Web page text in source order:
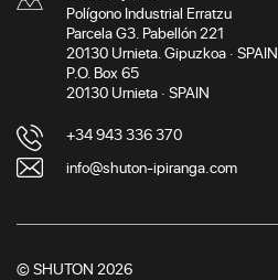
Polígono Industrial Erratzu
Parcela G3. Pabellón 221
20130 Urnieta. Gipuzkoa · SPAIN
P.O. Box 65
20130 Urnieta · SPAIN
+34 943 336 370
info@shuton-ipiranga.com
© SHUTON 2026